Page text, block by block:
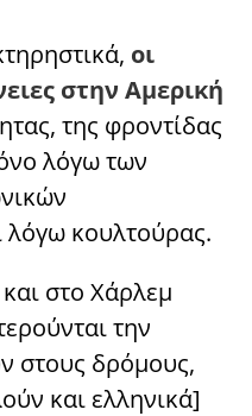
οι
στην Αμερική
της φροντίδας
λόγω των
κουλτούρας.
στο Χάρλεμ
την
στους δρόμους,
και ελληνικά]